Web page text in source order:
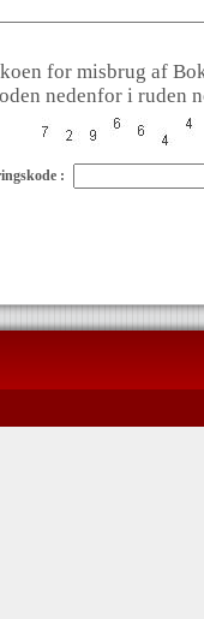
for misbrug af
nedenfor i ruden
: